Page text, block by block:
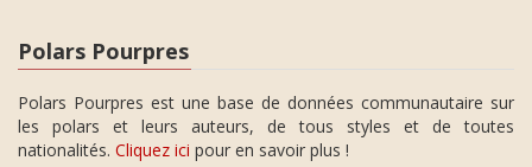
Polars Pourpres
Polars Pourpres est une base de données communautaire sur
les polars et leurs auteurs, de tous styles et de toutes
nationalités. Cliquez ici pour en savoir plus !